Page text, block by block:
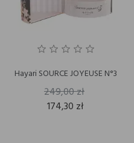
Hayari SOURCE JOYEUSE N°3
249,00 zł
174,30 zł